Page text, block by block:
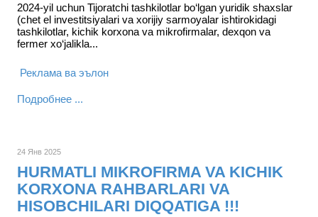
2024-yil uchun Tijoratchi tashkilotlar bo‘lgan yuridik shaxslar
(chet el investitsiyalari va xorijiy sarmoyalar ishtirokidagi
tashkilotlar, kichik korxona va mikrofirmalar, dexqon va
fermer xo‘jalikla...
Реклама ва эълон
Подробнее ...
24 Янв 2025
HURMATLI MIKROFIRMA VA KICHIK
KORXONA RAHBARLARI VA
HISOBCHILARI DIQQATIGA !!!